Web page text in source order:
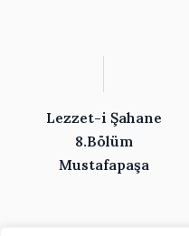
Lezzet-i Şahane
8.Bölüm
Mustafapaşa